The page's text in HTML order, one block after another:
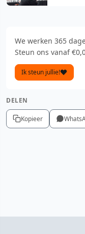
We werken 365
Steun ons vanaf
Ik steun jullie!
DELEN
Kopieer